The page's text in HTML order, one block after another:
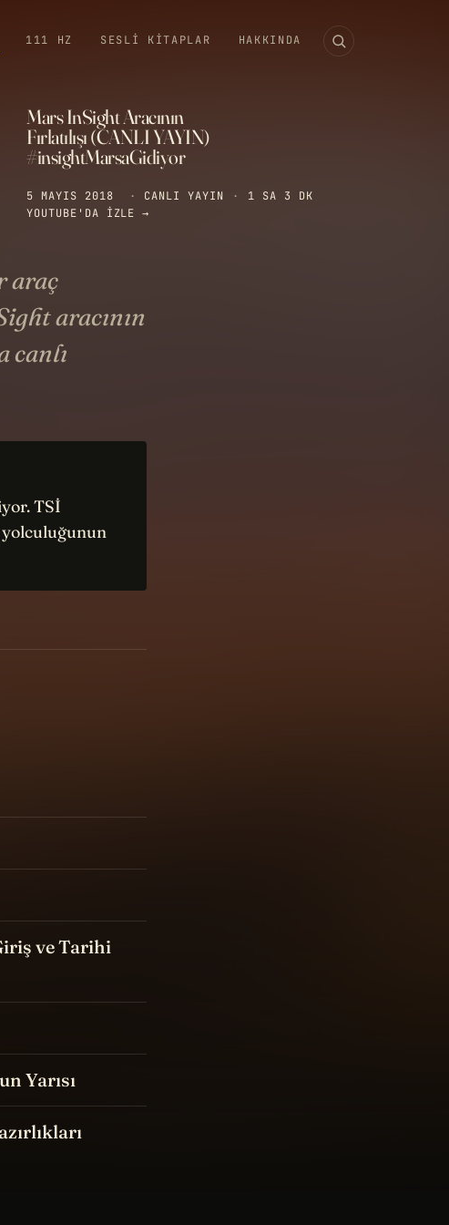
111 HZ SESLI KITAPLAR HAKKINDA
Mars InSight Aracının
Fırlatılışı (CANLI YAYIN)
#insightMarsaGidiyor
5 MAYIS 2018 · CANLI YAYIN ·
1 SA 3 DK
YOUTUBE'DA IZLE →
araç
aracının
canlı
TSİ
yolculuğunun
ve Tarihi
Yarısı